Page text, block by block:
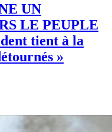
UN
LE PEUPLE
tient à la
»